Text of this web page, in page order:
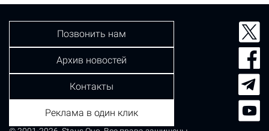
Позвонить нам
Архив новостей
Контакты
Реклама в один клик